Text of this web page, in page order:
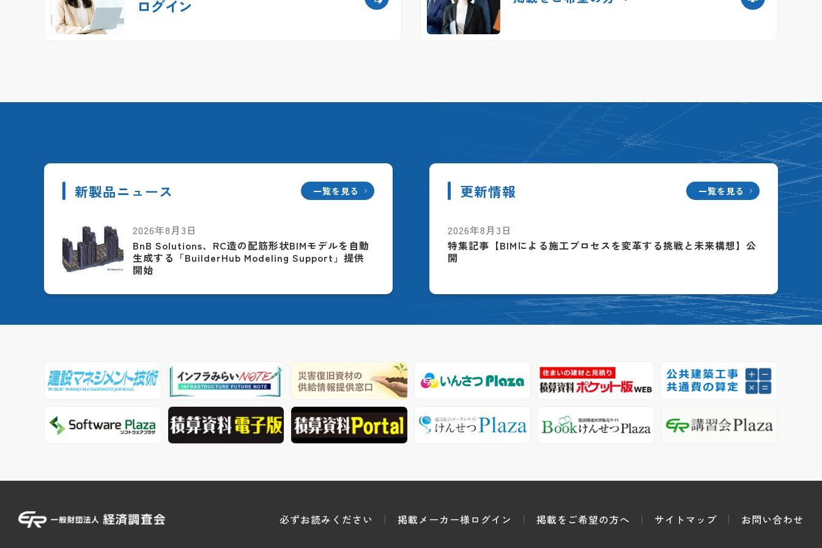
ログイン
新製品ニュース 一覧を見る
2026年8月3日
BnB Solutions、RC造の配筋形状BIMモデルを自動
生成する「BuilderHub Modeling Support」提供
開始
更新情報 一覧を見る
2026年8月3日
特集記事【BIMによる施工プロセスを変革する挑戦と未来構想】公
開
必ずお読みください 掲載メーカー様ログイン 掲載をご希望の方へ サイトマップ お問い合わせ